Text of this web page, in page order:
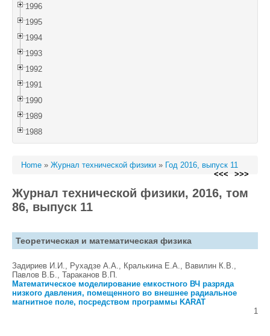
1996
1995
1994
1993
1992
1991
1990
1989
1988
Home » Журнал технической физики » Год 2016, выпуск 11
<<<
>>>
Журнал технической физики, 2016, том
86, выпуск 11
Теоретическая и математическая физика
Задириев И.И., Рухадзе А.А., Кралькина Е.А., Вавилин К.В.,
Павлов В.Б., Тараканов В.П.
Математическое моделирование емкостного ВЧ разряда
низкого давления, помещенного во внешнее радиальное
магнитное поле, посредством программы KARAT
1